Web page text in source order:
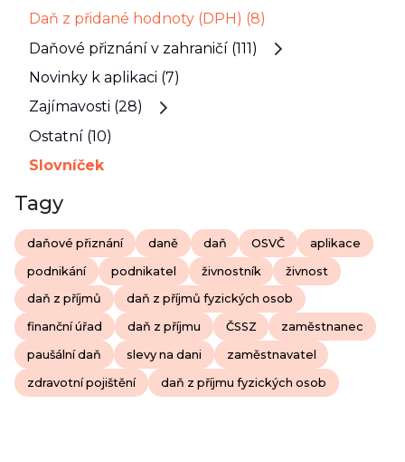
Daň z přidané hodnoty (DPH) (8)
Daňové přiznání v zahraničí (111)
Novinky k aplikaci (7)
Zajímavosti (28)
Ostatní (10)
Slovníček
Tagy
daňové přiznání daně daň OSVČ aplikace
podnikání podnikatel živnostník živnost
daň z příjmů daň z příjmů fyzických osob
finanční úřad daň z příjmu ČSSZ zaměstnanec
paušální daň slevy na dani zaměstnavatel
zdravotní pojištění daň z příjmu fyzických osob